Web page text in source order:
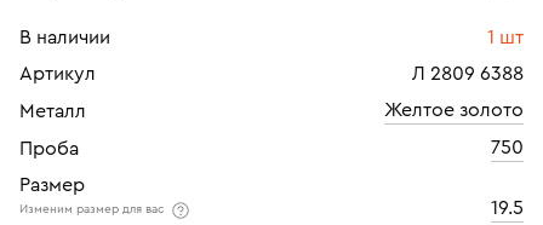
В наличии
1 шт
Артикул
Л 2809 6388
Металл
Желтое золото
Проба
750
Размер
Изменим размер для вас
19.5